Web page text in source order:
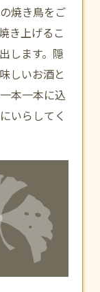
焼き鳥をご
き上げるこ
します。隠
しいお酒と
本一本に込
いらしてく